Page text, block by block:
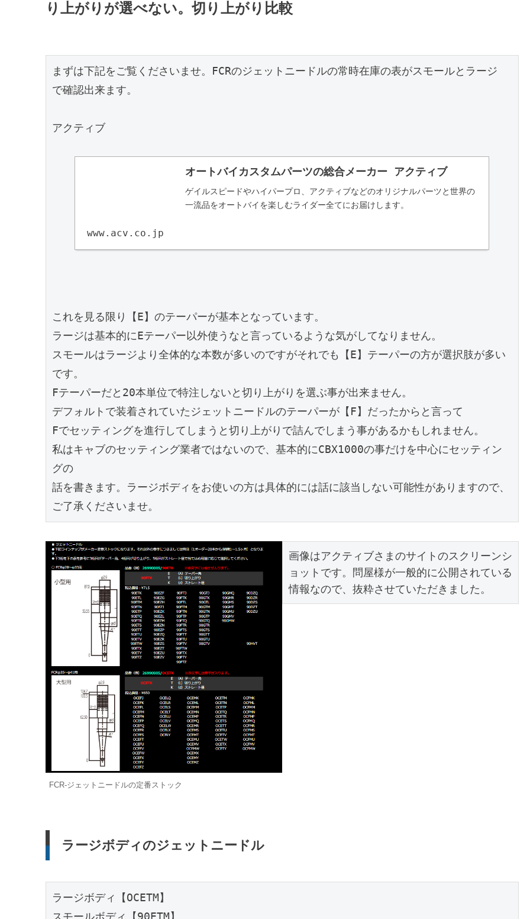
り上がりが選べない。切り上がり比較
まずは下記をご覧くださいませ。FCRのジェットニードルの常時在庫の表がスモールとラージ
で確認出来ます。
アクティブ
オートバイカスタムパーツの総合メーカー アクティブ
ゲイルスピードやハイパープロ、アクティブなどのオリジナルパーツと世界の
一流品をオートバイを楽しむライダー全てにお届けします。
www.acv.co.jp
これを見る限り【E】のテーパーが基本となっています。
ラージは基本的にEテーパー以外使うなと言っているような気がしてなりません。
スモールはラージより全体的な本数が多いのですがそれでも【E】テーパーの方が選択肢が多い
です。
Fテーパーだと20本単位で特注しないと切り上がりを選ぶ事が出来ません。
デフォルトで装着されていたジェットニードルのテーパーが【F】だったからと言って
Fでセッティングを進行してしまうと切り上がりで詰んでしまう事があるかもしれません。
私はキャブのセッティング業者ではないので、基本的にCBX1000の事だけを中心にセッティン
グの
話を書きます。ラージボディをお使いの方は具体的には話に該当しない可能性がありますので、
ご了承くださいませ。
FCR-ジェットニードルの定番ストック
画像はアクティブさまのサイトのスクリーンシ
ョットです。問屋様が一般的に公開されている
情報なので、抜粋させていただきました。
ラージボディのジェットニードル
ラージボディ【OCETM】
スモールボディ【90ETM】